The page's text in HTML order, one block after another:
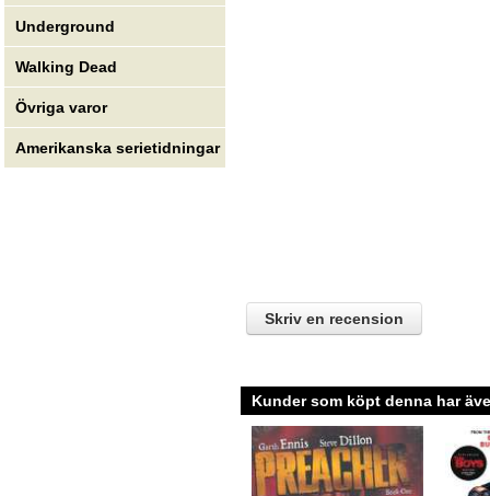
Underground
Walking Dead
Övriga varor
Amerikanska serietidningar
Skriv en recension
Kunder som köpt denna har